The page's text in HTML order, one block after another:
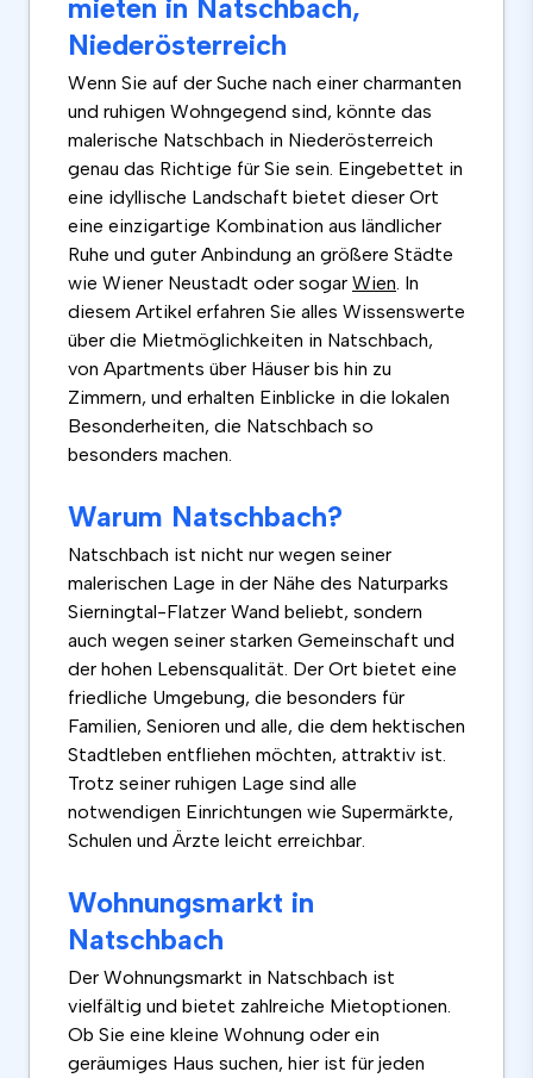
mieten in Natschbach,
Niederösterreich
Wenn Sie auf der Suche nach einer charmanten
und ruhigen Wohngegend sind, könnte das
malerische Natschbach in Niederösterreich
genau das Richtige für Sie sein. Eingebettet in
eine idyllische Landschaft bietet dieser Ort
eine einzigartige Kombination aus ländlicher
Ruhe und guter Anbindung an größere Städte
wie Wiener Neustadt oder sogar Wien . In
diesem Artikel erfahren Sie alles Wissenswerte
über die Mietmöglichkeiten in Natschbach,
von Apartments über Häuser bis hin zu
Zimmern, und erhalten Einblicke in die lokalen
Besonderheiten, die Natschbach so
besonders machen.
Warum Natschbach?
Natschbach ist nicht nur wegen seiner
malerischen Lage in der Nähe des Naturparks
Sierningtal-Flatzer Wand beliebt, sondern
auch wegen seiner starken Gemeinschaft und
der hohen Lebensqualität. Der Ort bietet eine
friedliche Umgebung, die besonders für
Familien, Senioren und alle, die dem hektischen
Stadtleben entfliehen möchten, attraktiv ist.
Trotz seiner ruhigen Lage sind alle
notwendigen Einrichtungen wie Supermärkte,
Schulen und Ärzte leicht erreichbar.
Wohnungsmarkt in
Natschbach
Der Wohnungsmarkt in Natschbach ist
vielfältig und bietet zahlreiche Mietoptionen.
Ob Sie eine kleine Wohnung oder ein
geräumiges Haus suchen, hier ist für jeden